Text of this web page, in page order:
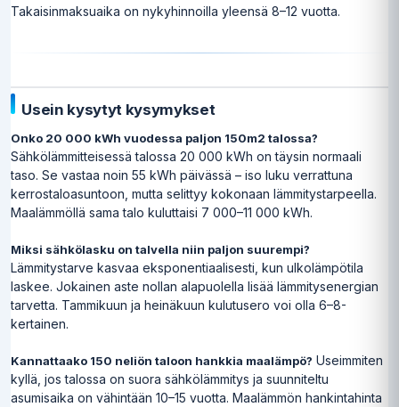
Takaisinmaksuaika on nykyhinnoilla yleensä 8–12 vuotta.
Usein kysytyt kysymykset
Onko 20 000 kWh vuodessa paljon 150m2 talossa?
Sähkölämmitteisessä talossa 20 000 kWh on täysin normaali
taso. Se vastaa noin 55 kWh päivässä – iso luku verrattuna
kerrostaloasuntoon, mutta selittyy kokonaan lämmitystarpeella.
Maalämmöllä sama talo kuluttaisi 7 000–11 000 kWh.
Miksi sähkölasku on talvella niin paljon suurempi?
Lämmitystarve kasvaa eksponentiaalisesti, kun ulkolämpötila
laskee. Jokainen aste nollan alapuolella lisää lämmitysenergian
tarvetta. Tammikuun ja heinäkuun kulutusero voi olla 6–8-
kertainen.
Kannattaako 150 neliön taloon hankkia maalämpö? Useimmiten
kyllä, jos talossa on suora sähkölämmitys ja suunniteltu
asumisaika on vähintään 10–15 vuotta. Maalämmön hankintahinta